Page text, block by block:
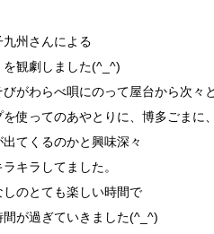
州さんによる
を観劇しました(^_^)
がわらべ唄にのって屋台から次々
使ってのあやとりに、博多ごまに
てくるのかと興味深々
キラしてました。
のとても楽しい時間で
が過ぎていきました(^_^)